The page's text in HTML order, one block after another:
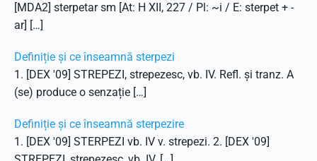
[MDA2] sterpetar sm [At: H XII, 227 / Pl: ~i / E: sterpet + -
ar] […]
Definiție și ce înseamnă sterpezi
1. [DEX '09] STREPEZI, strepezesc, vb. IV. Refl. și tranz. A
(se) produce o senzație […]
Definiție și ce înseamnă sterpezire
1. [DEX '09] STERPEZI vb. IV v. strepezi. 2. [DEX '09]